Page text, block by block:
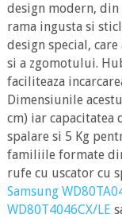
design modern, din
rama ingusta si
design special,
si a zgomotului.
faciliteaza
Dimensiunile
cm) iar capacitatea
spalare si 5 Kg
familiile formate
rufe cu uscator cu
Samsung
WD80T4046CX/LE